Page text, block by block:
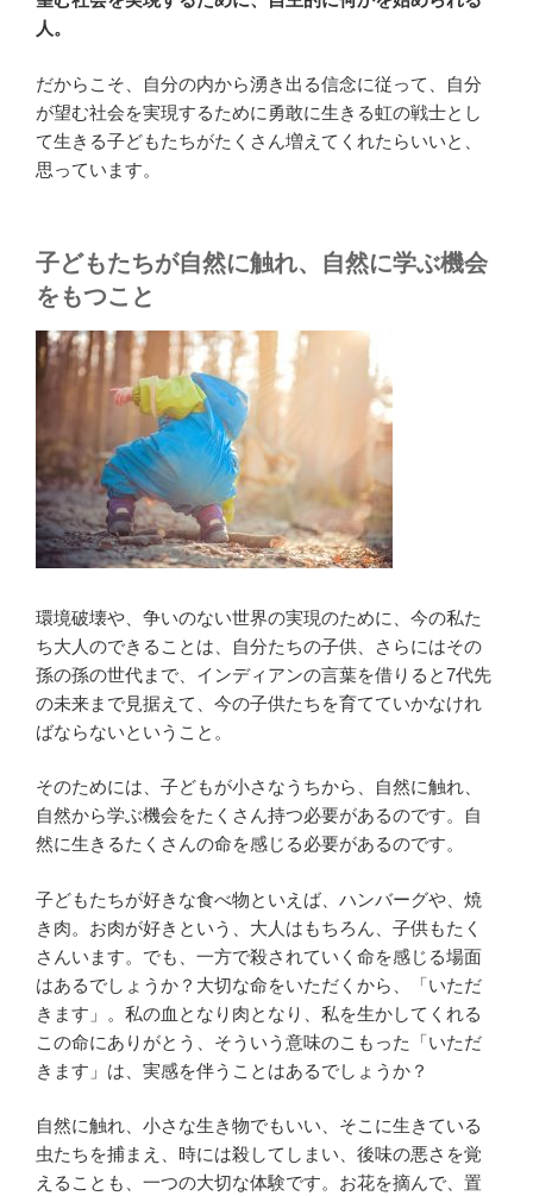
人。
だからこそ、自分の内から湧き出る信念に従って、自分
が望む社会を実現するために勇敢に生きる虹の戦士とし
て生きる子どもたちがたくさん増えてくれたらいいと、
思っています。
子どもたちが自然に触れ、自然に学ぶ機会
をもつこと
環境破壊や、争いのない世界の実現のために、今の私た
ち大人のできることは、自分たちの子供、さらにはその
孫の孫の世代まで、インディアンの言葉を借りると7代先
の未来まで見据えて、今の子供たちを育てていかなけれ
ばならないということ。
そのためには、子どもが小さなうちから、自然に触れ、
自然から学ぶ機会をたくさん持つ必要があるのです。自
然に生きるたくさんの命を感じる必要があるのです。
子どもたちが好きな食べ物といえば、ハンバーグや、焼
き肉。お肉が好きという、大人はもちろん、子供もたく
さんいます。でも、一方で殺されていく命を感じる場面
はあるでしょうか？大切な命をいただくから、「いただ
きます」。私の血となり肉となり、私を生かしてくれる
この命にありがとう、そういう意味のこもった「いただ
きます」は、実感を伴うことはあるでしょうか？
自然に触れ、小さな生き物でもいい、そこに生きている
虫たちを捕まえ、時には殺してしまい、後味の悪さを覚
えることも、一つの大切な体験です。お花を摘んで、置